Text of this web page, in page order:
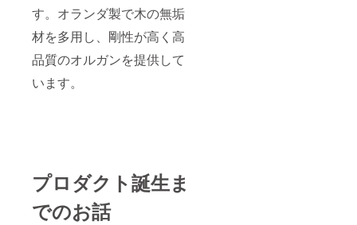
す。オランダ製で木の無垢
材を多用し、剛性が高く高
品質のオルガンを提供して
います。
プロダクト誕生ま
でのお話